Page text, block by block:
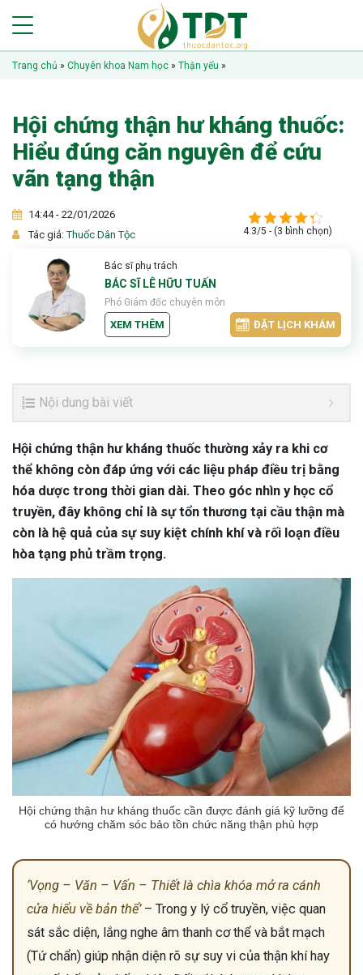
Trang chủ » Chuyên khoa Nam học » Thận yếu »
Hội chứng thận hư kháng thuốc:
Hiểu đúng căn nguyên để cứu
vãn tạng thận
14:44 - 22/01/2026
Tác giả:Thuốc Dân Tộc 4.3/5 - (3 bình chọn)
Bác sĩ phụ trách
BÁC SĨ LÊ HỮU TUẤN
Phó Giám đốc chuyên môn
XEM THÊM ĐẶT LỊCH KHÁM
Nội dung bài viết
Hội chứng thận hư kháng thuốc thường xảy ra khi cơ
thể không còn đáp ứng với các liệu pháp điều trị bằng
hóa dược trong thời gian dài. Theo góc nhìn y học cổ
truyền, đây không chỉ là sự tổn thương tại cầu thận mà
còn là hệ quả của sự suy kiệt chính khí và rối loạn điều
hòa tạng phủ trầm trọng.
Hội chứng thận hư kháng thuốc cần được đánh giá kỹ lưỡng để
có hướng chăm sóc bảo tồn chức năng thận phù hợp
‘Vọng – Văn – Vấn – Thiết là chìa khóa mở ra cánh
cửa hiểu về bản thể’– Trong y lý cổ truyền, việc quan
sát sắc diện, lắng nghe âm thanh cơ thể và bắt mạch
(Tứ chẩn) giúp nhận diện rõ sự suy vi của thận khí hay